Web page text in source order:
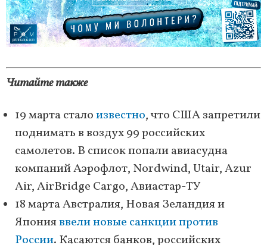
Читайте также
19 марта сталоизвестно, что США запретили
поднимать в воздух 99 российских
самолетов. В список попали авиасудна
компаний Аэрофлот, Nordwind, Utair, Azur
Air, AirBridge Cargo, Авиастар-ТУ
18 марта Австралия, Новая Зеландия и
Японияввели новые санкции против
России. Касаются банков, российских